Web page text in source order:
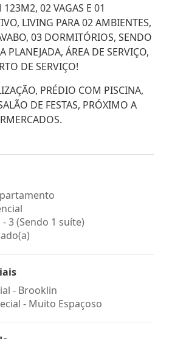
02 VAGAS E 01
LIVING PARA 02 AMBIENTES,
03 DORMITÓRIOS, SENDO
PLANEJADA, ÁREA DE SERVIÇO,
DE SERVIÇO!
PRÉDIO COM PISCINA,
DE FESTAS, PRÓXIMO A
3 (Sendo 1 suíte)
- Brooklin
- Muito Espaçoso